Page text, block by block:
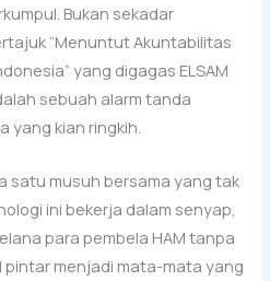
Bukan sekadar
“Menuntut Akuntabilitas
yang digagas ELSAM
sebuah alarm tanda
yang kian ringkih.
satu musuh bersama yang tak
ini bekerja dalam senyap,
para pembela HAM tanpa
pintar menjadi mata-mata yang